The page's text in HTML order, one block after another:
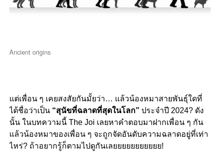
Ancient origins
แต่เพื่อน ๆ เคยสงสัยกันมั้ยว่า… แล้วน้องหมาสายพันธุ์ใดที่
ได้ชื่อว่าเป็น “สุนัขที่ฉลาดที่สุดในโลก” ประจำปี 2024? ดัง
นั้น ในบทความนี้ The Joi เลยหาคำตอบมาฝากเพื่อน ๆ กัน
แล้วน้องหมาของเพื่อน ๆ จะถูกจัดอันดับความฉลาดอยู่ที่เท่า
ไหร่? ถ้าอยากรู้ก็ตามไปดูกันเลยยยยยยยยยยย!